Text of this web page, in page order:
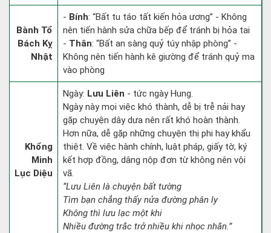
Bành Tổ
Bách Kỵ
Nhật
- Bính: “Bất tu táo tất kiến hỏa ương” - Không
nên tiến hành sửa chữa bếp để tránh bị hỏa tai
- Thân: “Bất an sàng quỷ túy nhập phòng” -
Không nên tiến hành kê giường để tránh quỷ ma
vào phòng
Khổng
Minh
Lục Diệu
Ngày: Lưu Liên - tức ngày Hung.
Ngày này mọi việc khó thành, dễ bị trễ nải hay
gặp chuyện dây dưa nên rất khó hoàn thành.
Hơn nữa, dễ gặp những chuyện thị phi hay khẩu
thiệt. Về việc hành chính, luật pháp, giấy tờ, ký
kết hợp đồng, dâng nộp đơn từ không nên vội
vã.
“Lưu Liên là chuyện bất tường
Tìm bạn chẳng thấy nửa đường phân ly
Không thì lưu lạc một khi
Nhiều đường trắc trở nhiều khi nhọc nhằn.”